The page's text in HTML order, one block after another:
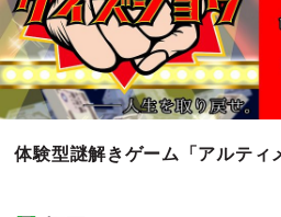
体験型謎解きゲーム「アルティ